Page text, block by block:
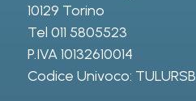
10129 Torino
Tel 011 5805523
P.IVA 10132610014
Codice Univoco: TULURSB